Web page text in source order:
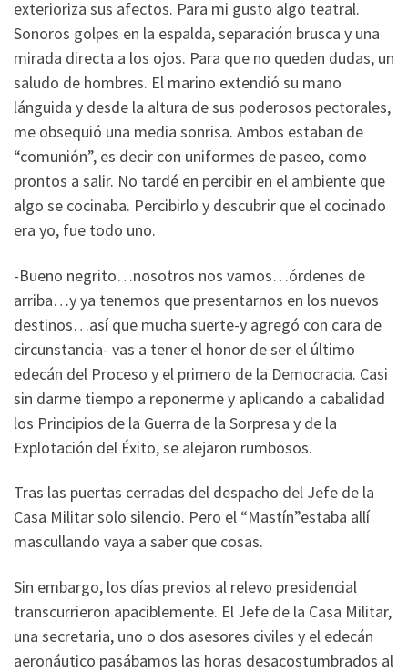
exterioriza sus afectos. Para mi gusto algo teatral.
Sonoros golpes en la espalda, separación brusca y una
mirada directa a los ojos. Para que no queden dudas, un
saludo de hombres. El marino extendió su mano
lánguida y desde la altura de sus poderosos pectorales,
me obsequió una media sonrisa. Ambos estaban de
“comunión”, es decir con uniformes de paseo, como
prontos a salir. No tardé en percibir en el ambiente que
algo se cocinaba. Percibirlo y descubrir que el cocinado
era yo, fue todo uno.
-Bueno negrito…nosotros nos vamos…órdenes de
arriba…y ya tenemos que presentarnos en los nuevos
destinos…así que mucha suerte-y agregó con cara de
circunstancia- vas a tener el honor de ser el último
edecán del Proceso y el primero de la Democracia. Casi
sin darme tiempo a reponerme y aplicando a cabalidad
los Principios de la Guerra de la Sorpresa y de la
Explotación del Éxito, se alejaron rumbosos.
Tras las puertas cerradas del despacho del Jefe de la
Casa Militar solo silencio. Pero el “Mastín”estaba allí
mascullando vaya a saber que cosas.
Sin embargo, los días previos al relevo presidencial
transcurrieron apaciblemente. El Jefe de la Casa Militar,
una secretaria, uno o dos asesores civiles y el edecán
aeronáutico pasábamos las horas desacostumbrados al